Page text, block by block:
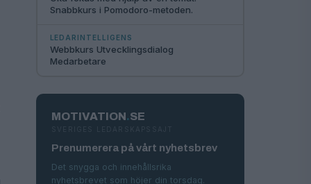
Snabbkurs i Pomodoro-metoden.
LEDARINTELLIGENS
Webbkurs Utvecklingsdialog
Medarbetare
MOTIVATION.SE
SVERIGES LEDARSKAPSSAJT
Prenumerera på vårt nyhetsbrev
Det snygga och innehållsrika
nyhetsbrevet som höjer din torsdag.